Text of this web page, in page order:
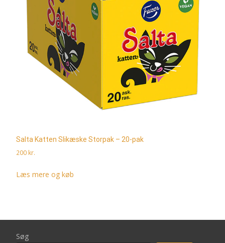
Salta Katten Slikæske Storpak – 20-pak
200 kr.
Læs mere og køb
Søg